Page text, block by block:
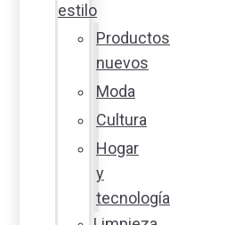
estilo
Productos
nuevos
Moda
Cultura
Hogar
y
tecnología